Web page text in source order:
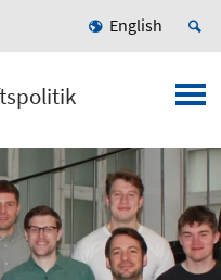
English